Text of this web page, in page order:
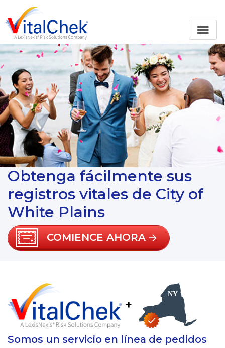
Obtenga fácilmente sus
registros vitales de City of
White Plains
COMIENCE AHORA
+
Somos un servicio en línea de pedidos